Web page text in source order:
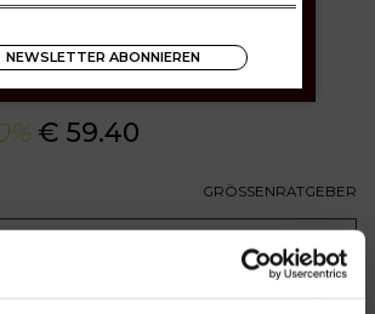
€ 59.40
GRÖSSENRATGEBER
HINZUFÜGEN
NEWSLETTER ABONNIEREN